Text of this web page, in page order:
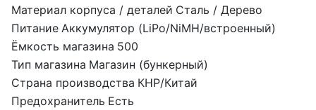
Материал корпуса / деталей Сталь / Дерево
Питание Аккумулятор (LiPo/NiMH/встроенный)
Ёмкость магазина 500
Тип магазина Магазин (бункерный)
Страна производства КНР/Китай
Предохранитель Есть